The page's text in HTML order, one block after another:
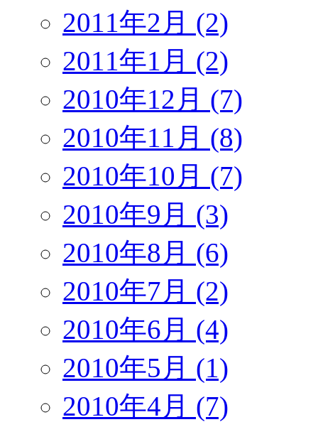
2011年2月 (2)
2011年1月 (2)
2010年12月 (7)
2010年11月 (8)
2010年10月 (7)
2010年9月 (3)
2010年8月 (6)
2010年7月 (2)
2010年6月 (4)
2010年5月 (1)
2010年4月 (7)